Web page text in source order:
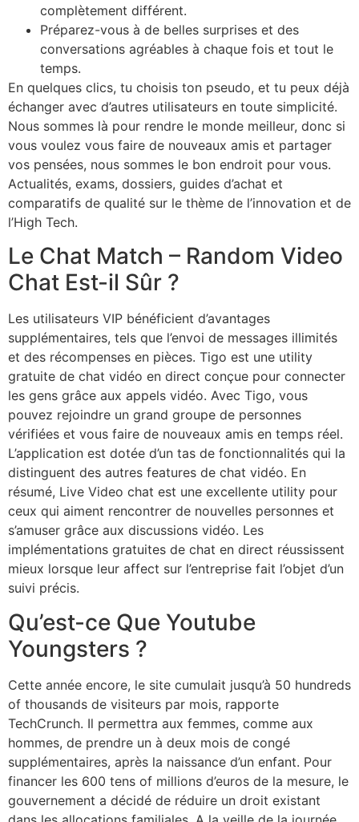
complètement différent.
Préparez-vous à de belles surprises et des
conversations agréables à chaque fois et tout le
temps.
En quelques clics, tu choisis ton pseudo, et tu peux déjà
échanger avec d’autres utilisateurs en toute simplicité.
Nous sommes là pour rendre le monde meilleur, donc si
vous voulez vous faire de nouveaux amis et partager
vos pensées, nous sommes le bon endroit pour vous.
Actualités, exams, dossiers, guides d’achat et
comparatifs de qualité sur le thème de l’innovation et de
l’High Tech.
Le Chat Match – Random Video
Chat Est-il Sûr ?
Les utilisateurs VIP bénéficient d’avantages
supplémentaires, tels que l’envoi de messages illimités
et des récompenses en pièces. Tigo est une utility
gratuite de chat vidéo en direct conçue pour connecter
les gens grâce aux appels vidéo. Avec Tigo, vous
pouvez rejoindre un grand groupe de personnes
vérifiées et vous faire de nouveaux amis en temps réel.
L’application est dotée d’un tas de fonctionnalités qui la
distinguent des autres features de chat vidéo. En
résumé, Live Video chat est une excellente utility pour
ceux qui aiment rencontrer de nouvelles personnes et
s’amuser grâce aux discussions vidéo. Les
implémentations gratuites de chat en direct réussissent
mieux lorsque leur affect sur l’entreprise fait l’objet d’un
suivi précis.
Qu’est-ce Que Youtube
Youngsters ?
Cette année encore, le site cumulait jusqu’à 50 hundreds
of thousands de visiteurs par mois, rapporte
TechCrunch. Il permettra aux femmes, comme aux
hommes, de prendre un à deux mois de congé
supplémentaires, après la naissance d’un enfant. Pour
financer les 600 tens of millions d’euros de la mesure, le
gouvernement a décidé de réduire un droit existant